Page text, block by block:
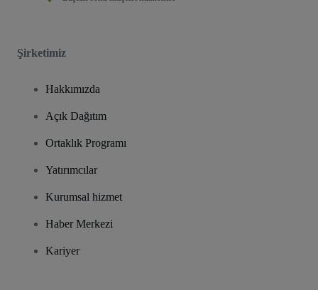
Şirketimiz
Hakkımızda
Açık Dağıtım
Ortaklık Programı
Yatırımcılar
Kurumsal hizmet
Haber Merkezi
Kariyer